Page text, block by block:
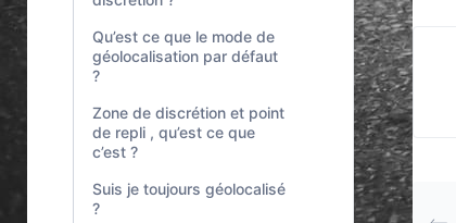
Qu’est ce que le mode de
géolocalisation par défaut
?
Zone de discrétion et point
de repli , qu’est ce que
c’est ?
Suis je toujours géolocalisé
?